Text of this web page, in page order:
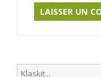
Search